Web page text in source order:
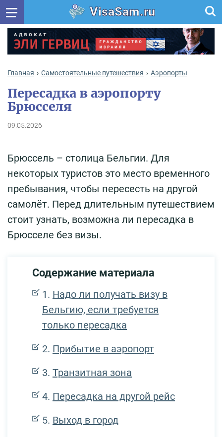
VisaSam.ru
Главная Самостоятельные путешествия Аэропорты
Пересадка в аэропорту
Брюсселя
09.05.2026
Брюссель – столица Бельгии. Для
некоторых туристов это место временного
пребывания, чтобы пересесть на другой
самолёт. Перед длительным путешествием
стоит узнать, возможна ли пересадка в
Брюсселе без визы.
Содержание материала
Надо ли получать визу в
Бельгию, если требуется
только пересадка
Прибытие в аэропорт
Транзитная зона
Пересадка на другой рейс
Выход в город